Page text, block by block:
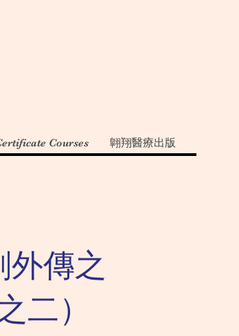
Courses 翺翔醫療出版
傳之
二）